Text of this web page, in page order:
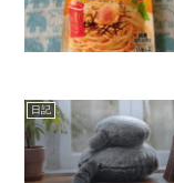
日記